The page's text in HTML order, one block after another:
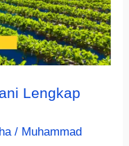
Lengkap
/ Muhammad